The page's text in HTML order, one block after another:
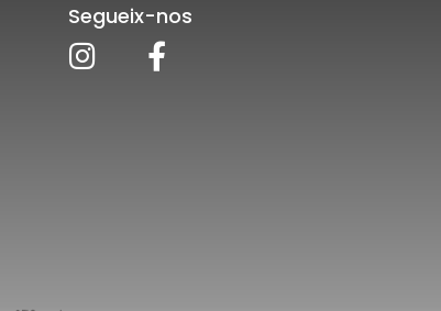
Segueix-nos